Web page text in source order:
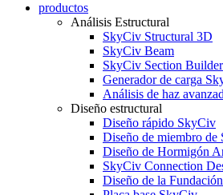
productos
Análisis Estructural
SkyCiv Structural 3D
SkyCiv Beam
SkyCiv Section Builder
Generador de carga
Análisis de haz
Diseño estructural
Diseño rápido SkyCiv
Diseño de miembro de
Diseño de Hormigón
SkyCiv Connection
Diseño de la